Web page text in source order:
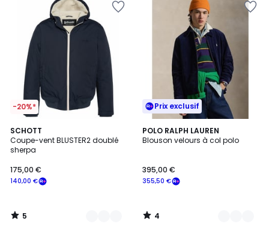
-20%*
SCHOTT
Coupe-vent BLUSTER2 doublé
sherpa
140,00 €
175,00 €
5
/
5
2
Couleurs
5
/
Prix exclusif
POLO RALPH LAUREN
Blouson velours à col polo
355,50 €
395,00 €
4
/
2
Couleurs
4
/